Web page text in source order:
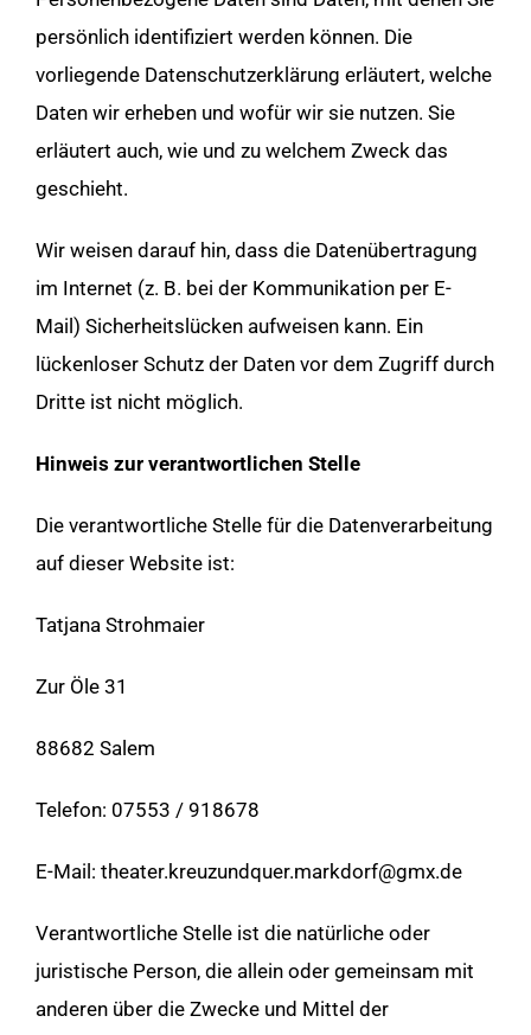
persönlich identifiziert werden können. Die
vorliegende Datenschutzerklärung erläutert, welche
Daten wir erheben und wofür wir sie nutzen. Sie
erläutert auch, wie und zu welchem Zweck das
geschieht.
Wir weisen darauf hin, dass die Datenübertragung
im Internet (z. B. bei der Kommunikation per E-
Mail) Sicherheitslücken aufweisen kann. Ein
lückenloser Schutz der Daten vor dem Zugriff durch
Dritte ist nicht möglich.
Hinweis zur verantwortlichen Stelle
Die verantwortliche Stelle für die Datenverarbeitung
auf dieser Website ist:
Tatjana Strohmaier
Zur Öle 31
88682 Salem
Telefon: 07553 / 918678
E-Mail: theater.kreuzundquer.markdorf@gmx.de
Verantwortliche Stelle ist die natürliche oder
juristische Person, die allein oder gemeinsam mit
anderen über die Zwecke und Mittel der